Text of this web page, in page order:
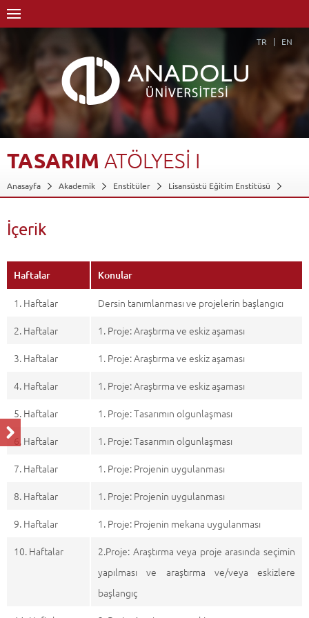
TR EN
TASARIM ATÖLYESİ I
Anasayfa Akademik Enstitüler
Lisansüstü Eğitim Enstitüsü
Dersler - AKTS Kredileri
İçerik
Haftalar Konular
1. Haftalar
Dersin tanımlanması ve projelerin başlangıcı
2. Haftalar
1. Proje: Araştırma ve eskiz aşaması
3. Haftalar
1. Proje: Araştırma ve eskiz aşaması
4. Haftalar
1. Proje: Araştırma ve eskiz aşaması
5. Haftalar
1. Proje: Tasarımın olgunlaşması
6. Haftalar
1. Proje: Tasarımın olgunlaşması
7. Haftalar
1. Proje: Projenin uygulanması
8. Haftalar
1. Proje: Projenin uygulanması
9. Haftalar
1. Proje: Projenin mekana uygulanması
10. Haftalar
2.Proje: Araştırma veya proje arasında seçimin
yapılması ve araştırma ve/veya eskizlere
başlangıç